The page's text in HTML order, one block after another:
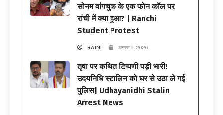
सोनम वांगचुक के एक फोन कॉल पर
रांची में क्या हुआ? | Ranchi
Student Protest
RAJNI अगस्त 6, 2026
तृषा पर कथित टिप्पणी पड़ी भारी!
उदयनिधि स्टालिन को घर से उठा ले गई
पुलिस| Udhayanidhi Stalin
Arrest News